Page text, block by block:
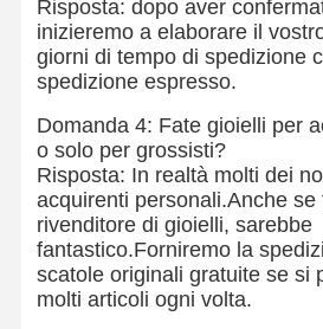
Casa. Prodotti
Risposta: dopo aver
inizieremo a elaborare il
giorni di tempo di spedizione
spedizione espresso.
Domanda 4: Fate gioielli per
o solo per grossisti?
Risposta: In realtà molti dei
acquirenti personali.Anche se
rivenditore di gioielli, sarebbe
fantastico.Forniremo la
scatole originali gratuite se si
molti articoli ogni volta.